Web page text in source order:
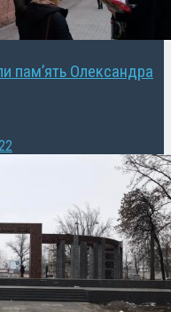
пам’ять Олександра